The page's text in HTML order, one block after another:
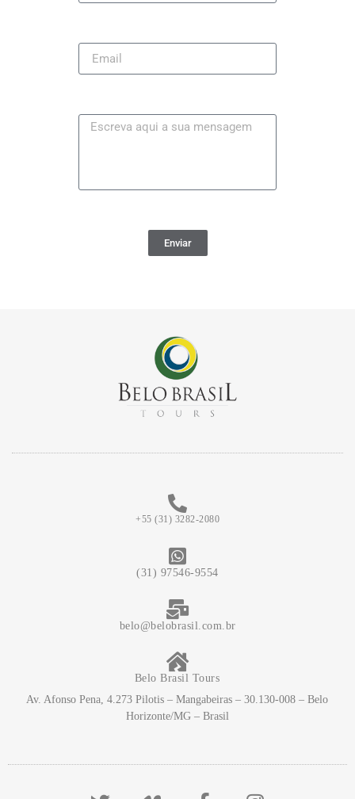
Enviar
+55 (31) 3282-2080
(31) 97546-9554
belo@belobrasil.com.br
Belo Brasil Tours
Av. Afonso Pena, 4.273 Pilotis – Mangabeiras – 30.130-008 – Belo
Horizonte/MG – Brasil